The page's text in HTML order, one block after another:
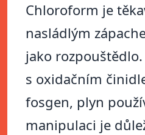
Chloroform je
nasládlým
jako
s oxidačním
fosgen, plyn
manipulaci je